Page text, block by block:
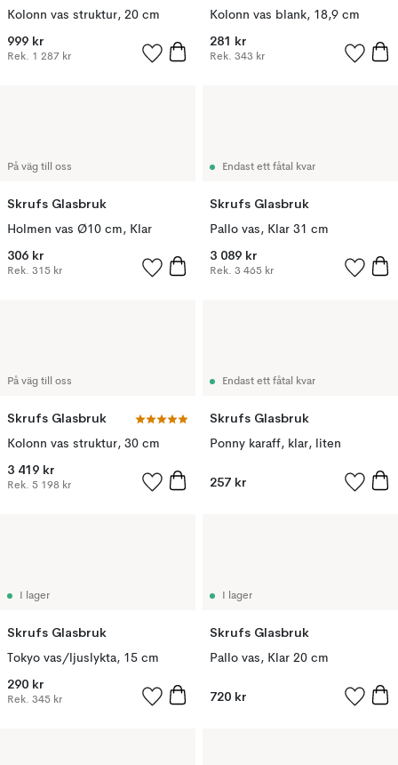
Kolonn vas struktur, 20 cm
999 kr
Rek. 1 287 kr
Kolonn vas blank, 18,9 cm
281 kr
Rek. 343 kr
På väg till oss
Skrufs Glasbruk
Holmen vas Ø10 cm, Klar
306 kr
Rek. 315 kr
Endast ett fåtal kvar
Skrufs Glasbruk
Pallo vas, Klar 31 cm
3 089 kr
Rek. 3 465 kr
På väg till oss
Skrufs Glasbruk
Kolonn vas struktur, 30 cm
3 419 kr
Rek. 5 198 kr
Endast ett fåtal kvar
Skrufs Glasbruk
Ponny karaff, klar, liten
257 kr
I lager
Skrufs Glasbruk
Tokyo vas/ljuslykta, 15 cm
290 kr
Rek. 345 kr
I lager
Skrufs Glasbruk
Pallo vas, Klar 20 cm
720 kr